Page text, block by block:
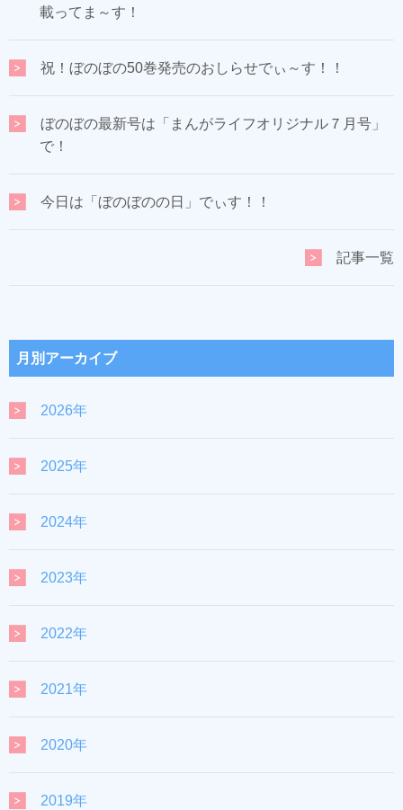
載ってま～す！
祝！ぼのぼの50巻発売のおしらせでぃ～す！！
ぼのぼの最新号は「まんがライフオリジナル７月号」
で！
今日は「ぼのぼのの日」でぃす！！
記事一覧
月別アーカイブ
2026年
2025年
2024年
2023年
2022年
2021年
2020年
2019年